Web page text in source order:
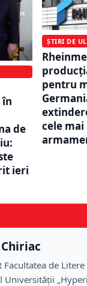
de
ieri
ȘTIRI DE
pentru
cele
Facultatea de
Universității